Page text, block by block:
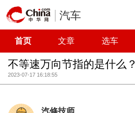
汽车
首页 文章 选车
不等速万向节指的是什么？
2023-07-17 16:18:55
汽修技师